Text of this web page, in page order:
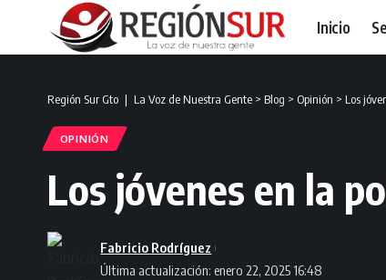
Inicio
Región Sur Gto ❘ La Voz de Nuestra Gente > Blog > Opinión > Los
OPINIÓN
Los jóvenes en la
Última actualización: enero 22, 2025 16:48
Fabricio Rodríguez